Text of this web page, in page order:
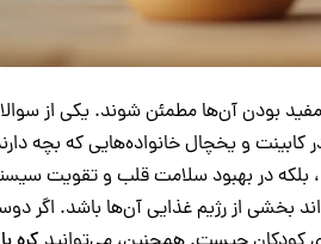
بودن آن‌ها مطمئن شوند. یکی از
کابینت و یخچال خانواده‌هایی که بچه
بلکه در بهبود سلامت قلب و تقویت
بخشی از رژیم غذایی آن‌ها باشد. اگر